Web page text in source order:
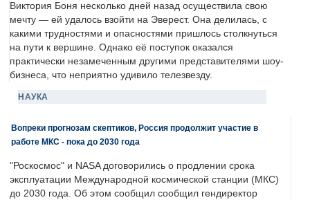
Виктория Боня несколько дней назад осуществила свою
мечту — ей удалось взойти на Эверест. Она делилась, с
какими трудностями и опасностями пришлось столкнуться
на пути к вершине. Однако её поступок оказался
практически незамеченным другими представителями шоу-
бизнеса, что неприятно удивило телезвезду.
НАУКА
Вопреки прогнозам скептиков, Россия продолжит участие в
работе МКС - пока до 2030 года
"Роскосмос" и NASA договорились о продлении срока
эксплуатации Международной космической станции (МКС)
до 2030 года. Об этом сообщил сообщил гендиректор